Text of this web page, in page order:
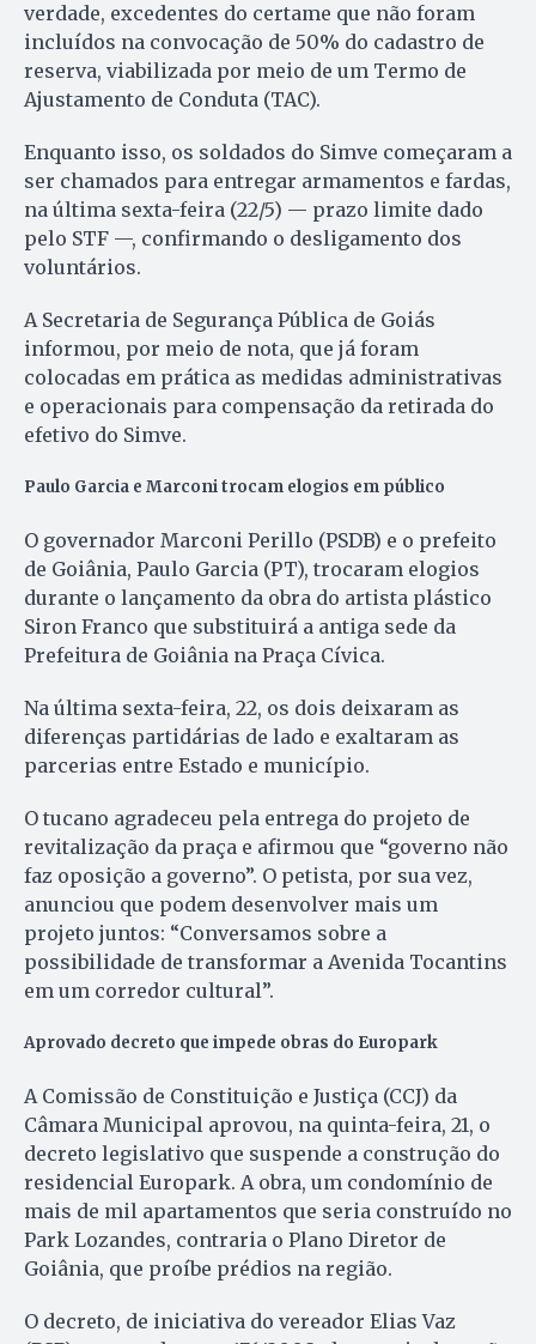
verdade, excedentes do certame que não foram
incluídos na convocação de 50% do cadastro de
reserva, viabilizada por meio de um Termo de
Ajus­tamento de Conduta (TAC).
Enquanto isso, os soldados do Simve começaram a
ser chamados para entregar armamentos e fardas,
na última sexta-feira (22/5) — prazo limite dado
pelo STF —, confirmando o desligamento dos
voluntários.
A Secretaria de Segurança Pública de Goiás
informou, por meio de nota, que já foram
colocadas em prática as medidas administrativas
e operacionais para compensação da retirada do
efetivo do Simve.
Paulo Garcia e Marconi trocam elogios em público
O governador Marconi Perillo (PSDB) e o prefeito
de Goiânia, Paulo Garcia (PT), trocaram elogios
durante o lançamento da obra do artista plástico
Siron Franco que substituirá a antiga sede da
Prefeitura de Goiânia na Praça Cívica.
Na última sexta-feira, 22, os dois deixaram as
diferenças partidárias de lado e exaltaram as
parcerias entre Estado e município.
O tucano agradeceu pela entrega do projeto de
revitalização da praça e afirmou que “governo não
faz oposição a governo”. O petista, por sua vez,
anunciou que podem desenvolver mais um
projeto juntos: “Conversamos sobre a
possibilidade de transformar a Avenida Tocantins
em um corredor cultural”.
Aprovado decreto que impede obras do Europark
A Comissão de Constituição e Justiça (CCJ) da
Câmara Municipal aprovou, na quinta-feira, 21, o
decreto legislativo que suspende a construção do
residencial Europark. A obra, um condomínio de
mais de mil apartamentos que seria construído no
Park Lozandes, contraria o Plano Diretor de
Goiânia, que proíbe prédios na região.
O decreto, de iniciativa do vereador Elias Vaz